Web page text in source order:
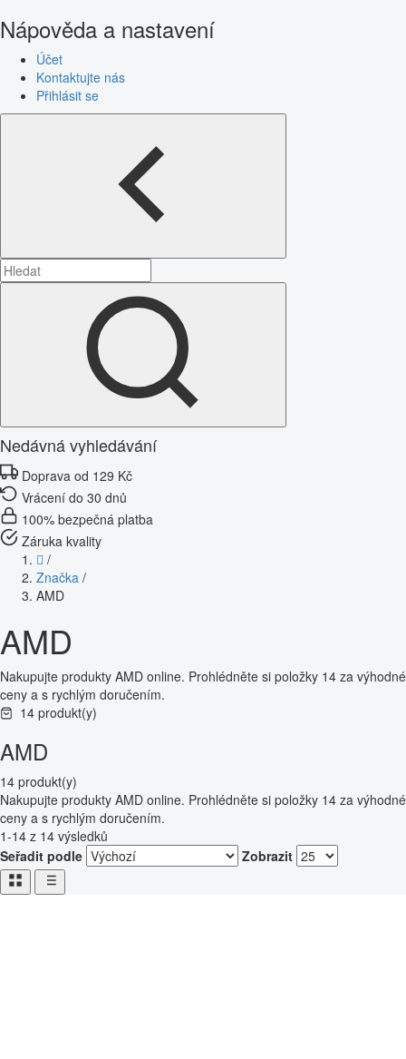
Nápověda a nastavení
Účet
Kontaktujte nás
Přihlásit se
Nedávná vyhledávání
Doprava od 129 Kč
Vrácení do 30 dnů
100% bezpečná platba
Záruka kvality
/
Značka /
AMD
AMD
Nakupujte produkty AMD online. Prohlédněte si položky 14 za výhodné
ceny a s rychlým doručením.
14 produkt(y)
AMD
14 produkt(y)
Nakupujte produkty AMD online. Prohlédněte si položky 14 za výhodné
ceny a s rychlým doručením.
1-14 z 14 výsledků
Seřadit podle
Zobrazit